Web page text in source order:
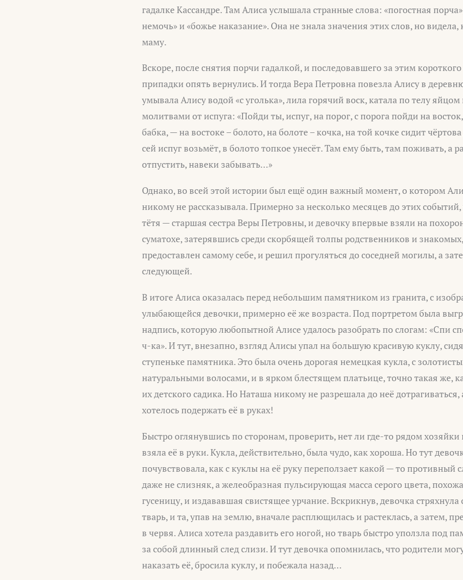
гадалке Кассандре. Там Алиса услышала странные слова: «погостная
немочь» и «божье наказание». Она не знала значения этих слов, но видела,
маму.
Вскоре, после снятия порчи гадалкой, и последовавшего за этим
припадки опять вернулись. И тогда Вера Петровна повезла Алису в
умывала Алису водой «с уголька», лила горячий воск, катала по телу
молитвами от испуга: «Пойди ты, испуг, на порог, с порога пойди на
бабка, — на востоке – болото, на болоте – кочка, на той кочке сидит
сей испуг возьмёт, в болото топкое унесёт. Там ему быть, там поживать, а
отпустить, навеки забывать…»
Однако, во всей этой истории был ещё один важный момент, о котором
никому не рассказывала. Примерно за несколько месяцев до этих
тётя — старшая сестра Веры Петровны, и девочку впервые взяли на
суматохе, затерявшись среди скорбящей толпы родственников и
предоставлен самому себе, и решил прогуляться до соседней могилы, а
следующей.
В итоге Алиса оказалась перед небольшим памятником из гранита, с
улыбающейся девочки, примерно её же возраста. Под портретом была
надпись, которую любопытной Алисе удалось разобрать по слогам: «Спи
ч-ка». И тут, внезапно, взгляд Алисы упал на большую красивую куклу,
ступеньке памятника. Это была очень дорогая немецкая кукла, с
натуральными волосами, и в ярком блестящем платьице, точно такая же,
их детского садика. Но Наташа никому не разрешала до неё дотрагиваться,
хотелось подержать её в руках!
Быстро оглянувшись по сторонам, проверить, нет ли где-то рядом хозяйки
взяла её в руки. Кукла, действительно, была чудо, как хороша. Но тут
почувствовала, как с куклы на её руку переползает какой — то противный
даже не слизняк, а желеобразная пульсирующая масса серого цвета,
гусеницу, и издававшая свистящее урчание. Вскрикнув, девочка стряхнула
тварь, и та, упав на землю, вначале расплющилась и растеклась, а затем,
в червя. Алиса хотела раздавить его ногой, но тварь быстро уползла под
за собой длинный след слизи. И тут девочка опомнилась, что родители
наказать её, бросила куклу, и побежала назад…